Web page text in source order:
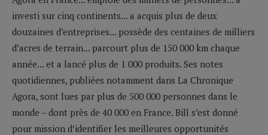
investi sur cinq continents... a acquis plus de deux
douzaines d’entreprises... possède des centaines de milliers
d’acres de terrain... parcourt plus de 150 000 km chaque
année... et a lancé plus de 1 000 produits. Ses notes
quotidiennes, publiées notamment dans La Chronique
Agora, sont lues par plus de 500 000 personnes dans le
monde – dont près de 40 000 en France. Bill s’est donné
pour mission d’identifier les meilleures opportunités